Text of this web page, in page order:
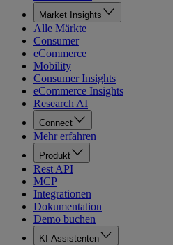
Market Insights
Alle Märkte
Consumer
eCommerce
Mobility
Consumer Insights
eCommerce Insights
Research AI
Connect
Mehr erfahren
Produkt
Rest API
MCP
Integrationen
Dokumentation
Demo buchen
KI-Assistenten